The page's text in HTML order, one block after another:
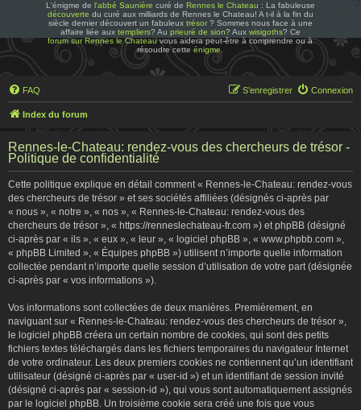
L'énigme de l'abbé Saunière curé de Rennes le Chateau : La fabuleuse
découverte du curé aux milliards de Rennes le Chateau! A t-il à la fin du
siècle dernier découvert un fabuleux trésor? Sommes nous face à une
affaire liée aux templiers? Au prieuré de sion? Aux wisigoths? Ce
forum sur Rennes le Chateauvous aidera peut-être à comprendre ou à
résoudre cetteénigme
FAQ Connexion
S’enregistrer
Index du forum
Rennes-le-Chateau: rendez-vous des chercheurs de trésor -
Politique de confidentialité
Cette politique explique en détail comment « Rennes-le-Chateau: rendez-vous
des chercheurs de trésor » et ses sociétés affiliées (désignés ci-après par
« nous », « notre », « nos », « Rennes-le-Chateau: rendez-vous des
chercheurs de trésor », « https://renneslechateau-fr.com ») et phpBB (désigné
ci-après par « ils », « eux », « leur », « logiciel phpBB », « www.phpbb.com »,
« phpBB Limited », « Équipes phpBB ») utilisent n’importe quelle information
collectée pendant n’importe quelle session d’utilisation de votre part (désignée
ci-après par « vos informations »).
Vos informations sont collectées de deux manières. Premièrement, en
naviguant sur « Rennes-le-Chateau: rendez-vous des chercheurs de trésor »,
le logiciel phpBB créera un certain nombre de cookies, qui sont des petits
fichiers textes téléchargés dans les fichiers temporaires du navigateur Internet
de votre ordinateur. Les deux premiers cookies ne contiennent qu’un identifiant
utilisateur (désigné ci-après par « user-id ») et un identifiant de session invité
(désigné ci-après par « session-id »), qui vous sont automatiquement assignés
par le logiciel phpBB. Un troisième cookie sera créé une fois que vous